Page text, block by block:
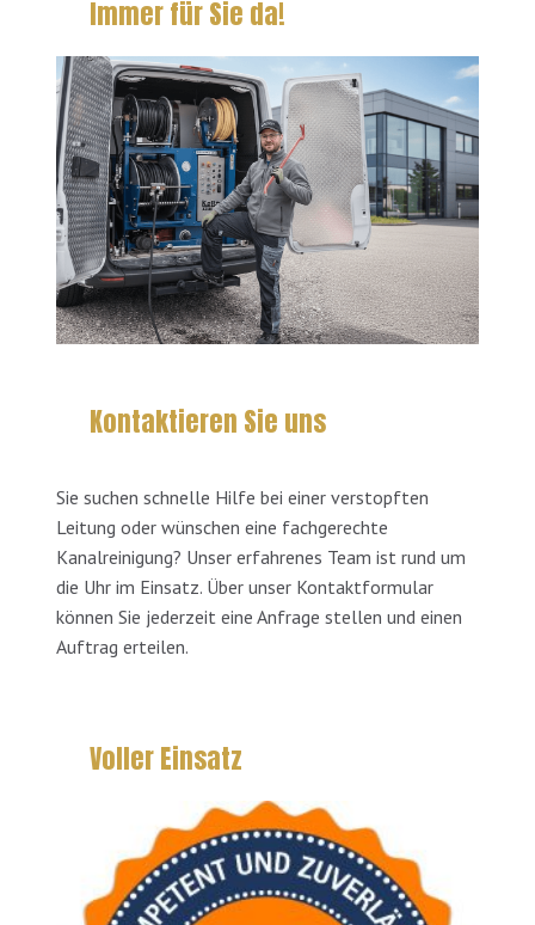
Immer für Sie da!
Kontaktieren Sie uns
Sie suchen schnelle Hilfe bei einer verstopften
Leitung oder wünschen eine fachgerechte
Kanalreinigung? Unser erfahrenes Team ist rund um
die Uhr im Einsatz. Über unser Kontaktformular
können Sie jederzeit eine Anfrage stellen und einen
Auftrag erteilen.
Voller Einsatz